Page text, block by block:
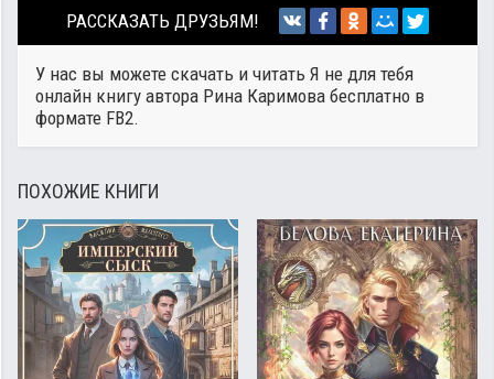
РАССКАЗАТЬ ДРУЗЬЯМ!
У нас вы можете скачать и читать Я не для тебя
онлайн книгу автора Рина Каримова бесплатно в
формате FB2.
ПОХОЖИЕ КНИГИ